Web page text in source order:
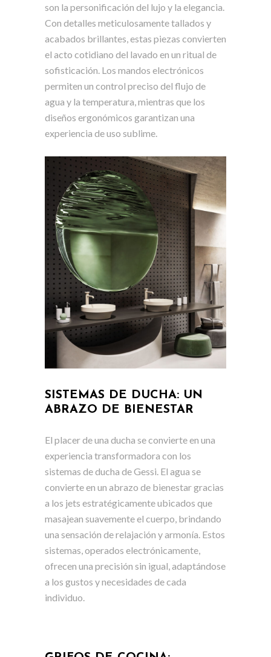
son la personificación del lujo y la elegancia.
Con detalles meticulosamente tallados y
acabados brillantes, estas piezas convierten
el acto cotidiano del lavado en un ritual de
sofisticación. Los mandos electrónicos
permiten un control preciso del flujo de
agua y la temperatura, mientras que los
diseños ergonómicos garantizan una
experiencia de uso sublime.
SISTEMAS DE DUCHA: UN
ABRAZO DE BIENESTAR
El placer de una ducha se convierte en una
experiencia transformadora con los
sistemas de ducha de Gessi. El agua se
convierte en un abrazo de bienestar gracias
a los jets estratégicamente ubicados que
masajean suavemente el cuerpo, brindando
una sensación de relajación y armonía. Estos
sistemas, operados electrónicamente,
ofrecen una precisión sin igual, adaptándose
a los gustos y necesidades de cada
individuo.